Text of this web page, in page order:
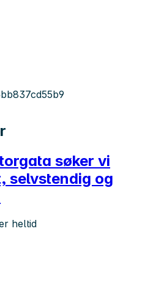
søker vi
selvstendig og
heltid